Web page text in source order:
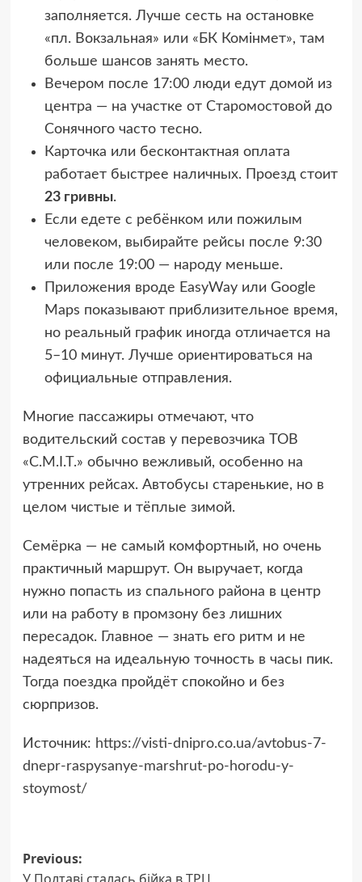
заполняется. Лучше сесть на остановке
«пл. Вокзальная» или «БК Комінмет», там
больше шансов занять место.
Вечером после 17:00 люди едут домой из
центра — на участке от Старомостовой до
Сонячного часто тесно.
Карточка или бесконтактная оплата
работает быстрее наличных. Проезд стоит
23 гривны.
Если едете с ребёнком или пожилым
человеком, выбирайте рейсы после 9:30
или после 19:00 — народу меньше.
Приложения вроде EasyWay или Google
Maps показывают приблизительное время,
но реальный график иногда отличается на
5–10 минут. Лучше ориентироваться на
официальные отправления.
Многие пассажиры отмечают, что
водительский состав у перевозчика ТОВ
«С.М.І.Т.» обычно вежливый, особенно на
утренних рейсах. Автобусы старенькие, но в
целом чистые и тёплые зимой.
Семёрка — не самый комфортный, но очень
практичный маршрут. Он выручает, когда
нужно попасть из спального района в центр
или на работу в промзону без лишних
пересадок. Главное — знать его ритм и не
надеяться на идеальную точность в часы пик.
Тогда поездка пройдёт спокойно и без
сюрпризов.
Источник: https://visti-dnipro.co.ua/avtobus-7-
dnepr-raspysanye-marshrut-po-horodu-y-
stoymost/
Post
Previous: